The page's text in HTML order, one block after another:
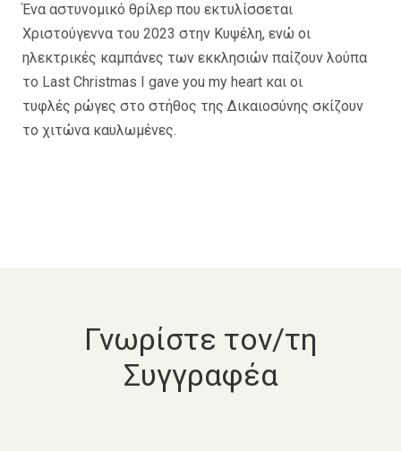
Ένα αστυνομικό θρίλερ που εκτυλίσσεται
Χριστούγεννα του 2023 στην Κυψέλη, ενώ οι
ηλεκτρικές καμπάνες των εκκλησιών παίζουν λούπα
το Last Christmas I gave you my heart και οι
τυφλές ρώγες στο στήθος της Δικαιοσύνης σκίζουν
το χιτώνα καυλωμένες.
Γνωρίστε τον/τη
Συγγραφέα